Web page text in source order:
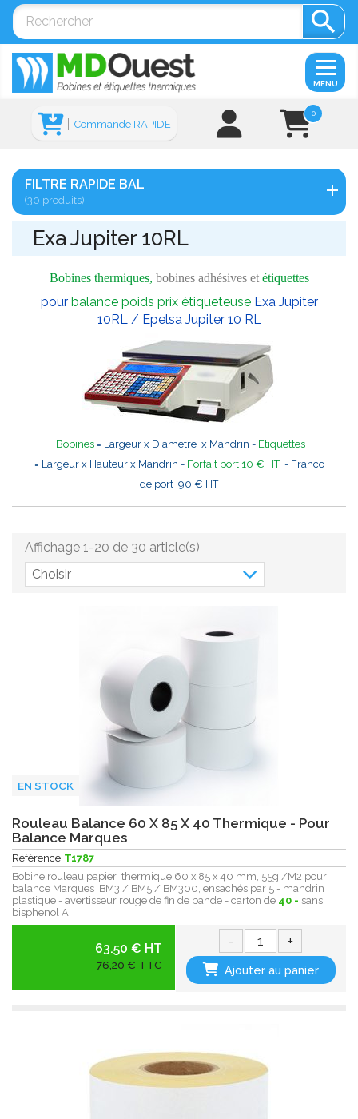

0
Commande RAPIDE
MENU
FILTRE RAPIDE BAL
(30 produits)
Exa Jupiter 10RL
Bobines thermiques, bobines adhésives et étiquettes
pour balance poids prix étiqueteuseExa Jupiter
10RL / Epelsa Jupiter 10 RL
Bobines = Largeur x Diamètre x Mandrin - Etiquettes
= Largeur x Hauteur x Mandrin - Forfait port 10 € HT- Franco
de port 90 € HT
Choisir
Affichage 1-20 de 30 article(s)
EN STOCK
Rouleau Balance 60 X 85 X 40 Thermique - Pour
Balance Marques
Référence T1787
Bobine rouleau papier thermique 60 x 85 x 40 mm, 55g /M2 pour
balance Marques BM3 / BM5 / BM300, ensachés par 5 - mandrin
plastique - avertisseur rouge de fin de bande - carton de 40 - sans
bisphenol A
63.50 € HT
76,20 € TTC
- +
Ajouter au panier